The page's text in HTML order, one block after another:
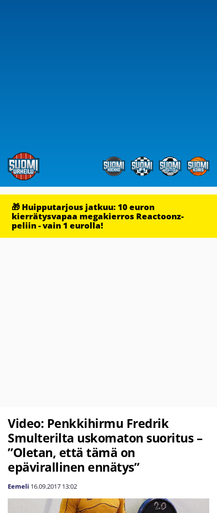
🎁 Huipputarjous jatkuu: 10 euron
kierrätysvapaa megakierros Reactoonz-
peliin - vain 1 eurolla!
Video: Penkkihirmu Fredrik
Smulterilta uskomaton suoritus –
”Oletan, että tämä on
epävirallinen ennätys”
Eemeli 16.09.2017 13:02